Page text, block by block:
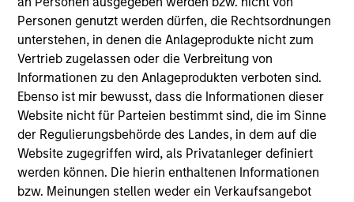
Personen genutzt werden dürfen, die Rechtsordnungen
unterstehen, in denen die Anlageprodukte nicht zum
Vertrieb zugelassen oder die Verbreitung von
Informationen zu den Anlageprodukten verboten sind.
Ebenso ist mir bewusst, dass die Informationen dieser
Website nicht für Parteien bestimmt sind, die im Sinne
der Regulierungsbehörde des Landes, in dem auf die
Website zugegriffen wird, als Privatanleger definiert
werden können. Die hierin enthaltenen Informationen
bzw. Meinungen stellen weder ein Verkaufsangebot
clients navigate the ever-evolving cash
management landscape through a
combination of expertise, resources and
strategies.